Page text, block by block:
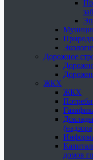
Дорожное
ЖКХ
ЖКХ
домов